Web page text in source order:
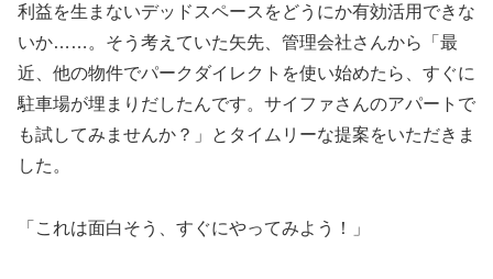
利益を生まないデッドスペースをどうにか有効活用できな
いか……。そう考えていた矢先、管理会社さんから「最
近、他の物件でパークダイレクトを使い始めたら、すぐに
駐車場が埋まりだしたんです。サイファさんのアパートで
も試してみませんか？」とタイムリーな提案をいただきま
した。
「これは面白そう、すぐにやってみよう！」